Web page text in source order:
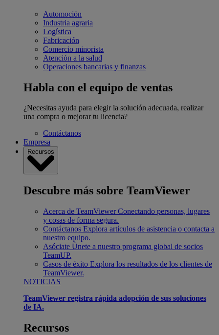
Automoción
Industria agraria
Logística
Fabricación
Comercio minorista
Atención a la salud
Operaciones bancarias y finanzas
Habla con el equipo de ventas
¿Necesitas ayuda para elegir la solución adecuada, realizar
una compra o mejorar tu licencia?
Contáctanos
Empresa
Recursos
Descubre más sobre TeamViewer
Acerca de TeamViewer Conectando personas, lugares
y cosas de forma segura.
Contáctanos Explora artículos de asistencia o contacta a
nuestro equipo.
Asóciate Únete a nuestro programa global de socios
TeamUP.
Casos de éxito Explora los resultados de los clientes de
TeamViewer.
NOTICIAS
TeamViewer registra rápida adopción de sus soluciones
de IA.
Recursos